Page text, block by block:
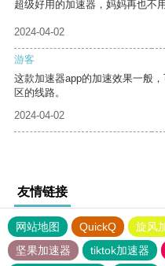
超级好用的加速器，妈妈再也不
2024-04-02
游客
这款加速器app的加速效果一般
区的线路。
2024-04-02
友情链接
网站地图 QuickQ 旋风
坚果加速器
tiktok加速器